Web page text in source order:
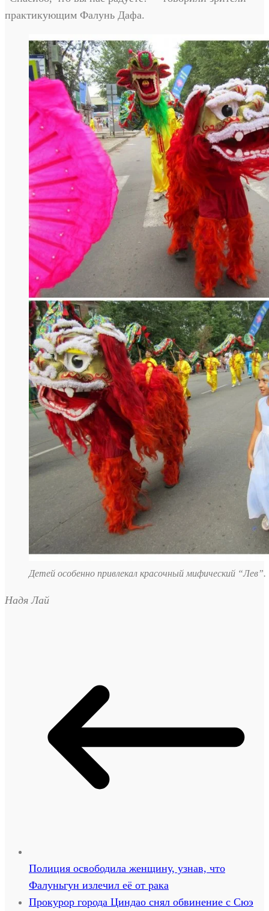
практикующим Фалунь Дафа.
Детей особенно привлекал красочный мифический
Надя Лай
Полиция освободила женщину, узнав, что
Фалуньгун излечил её от рака
Прокурор города Циндао снял обвинение с Сюэ